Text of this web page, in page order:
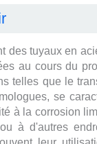
des tuyaux en
au cours du
telles que le
se
à la corrosion
à d'autres